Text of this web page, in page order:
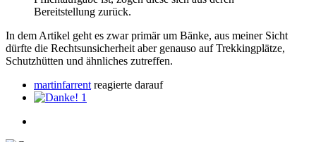
Bereitstellung zurück.
In dem Artikel geht es zwar primär um Bänke, aus meiner Sicht
dürfte die Rechtsunsicherheit aber genauso auf Trekkingplätze,
Schutzhütten und ähnliches zutreffen.
martinfarrent reagierte darauf
1